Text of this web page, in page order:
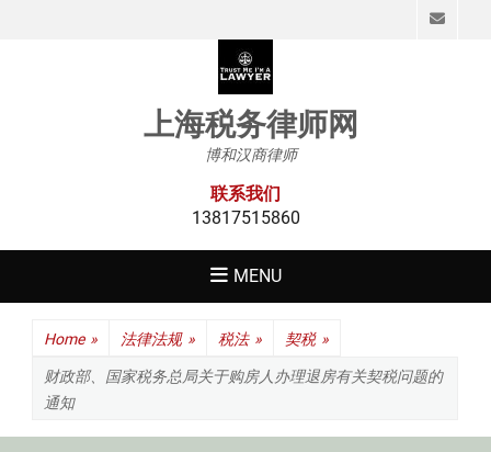
上海税务律师网
博和汉商律师
联系我们
13817515860
MENU
Home » 法律法规 » 税法 » 契税 »
财政部、国家税务总局关于购房人办理退房有关契税问题的
通知